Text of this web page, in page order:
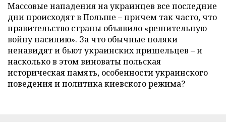
Массовые нападения на украинцев все последние
дни происходят в Польше – причем так часто, что
правительство страны объявило «решительную
войну насилию». За что обычные поляки
ненавидят и бьют украинских пришельцев – и
насколько в этом виноваты польская
историческая память, особенности украинского
поведения и политика киевского режима?